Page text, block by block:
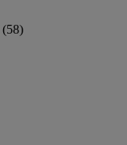
(58)